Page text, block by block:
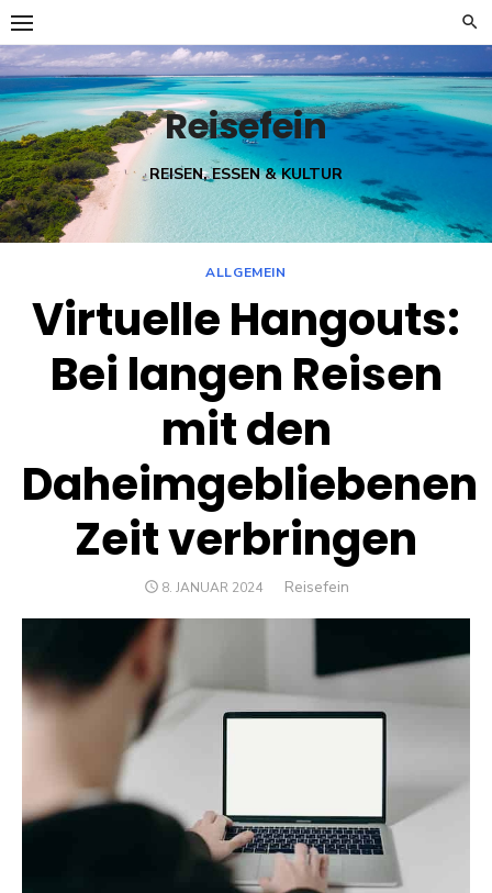
Skip
to
content
Reisefein
REISEN, ESSEN & KULTUR
ALLGEMEIN
Virtuelle Hangouts:
Bei langen Reisen
mit den
Daheimgebliebenen
Zeit verbringen
POSTED
8. JANUAR 2024 Author
Reisefein